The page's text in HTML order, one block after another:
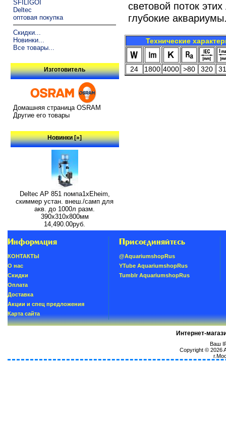
SFILIGOI
Deltec
оптовая покупка
Скидки...
Новинки...
Все товары...
Изготовитель
Домашняя страница OSRAM
Другие его товары
Новинки [»]
Deltec AP 851 помпа1xEheim,
скиммер устан. внеш./самп для
акв. до 1000л разм.
390х310х800мм
14,490.00руб.
световой поток
глубокие
Технические
24 1800 4000 >80 320
Информация
КОНТАКТЫ
О нас
Скидки
Oплатa
Доставка
Акции и спец предложения
Карта сайта
Присоединяйтесь
@AquariumshopRus
YTube AquariumshopRus
Tumblr AquariumshopRus
Интернет-
Ваш
Copyright © 2026